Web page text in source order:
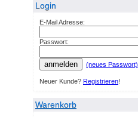
Login
E-Mail Adresse:
Passwort:
anmelden (neues Passwort)
Neuer Kunde? Registrieren!
Warenkorb